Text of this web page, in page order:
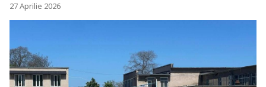
27 Aprilie 2026